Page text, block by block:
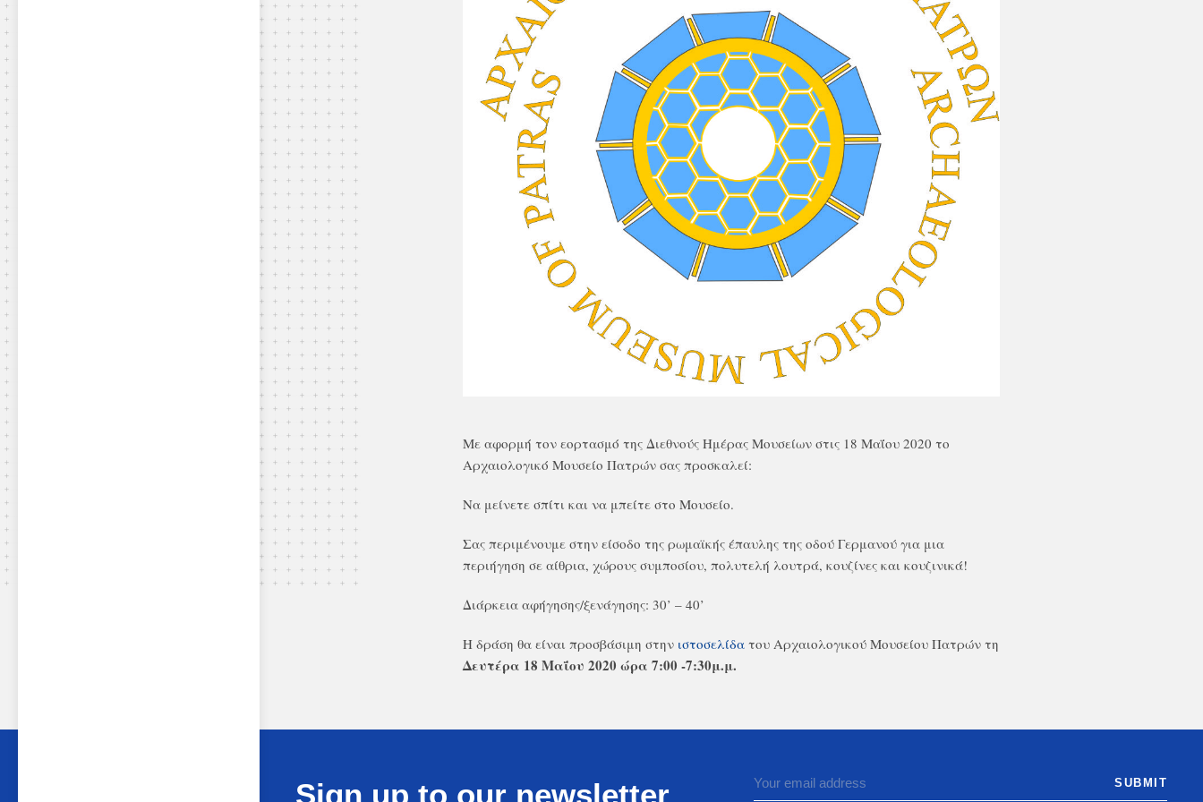
Με αφορμή τον εορτασμό της Διεθνούς Ημέρας Μουσείων στις 18 Μαΐου 2020 το
Αρχαιολογικό Μουσείο Πατρών σας προσκαλεί:
Να μείνετε σπίτι και να μπείτε στο Μουσείο.
Σας περιμένουμε στην είσοδο της ρωμαϊκής έπαυλης της οδού Γερμανού για μια
περιήγηση σε αίθρια, χώρους συμποσίου, πολυτελή λουτρά, κουζίνες και κουζινικά!
Διάρκεια αφήγησης/ξενάγησης: 30’ – 40’
Η δράση θα είναι προσβάσιμη στην ιστοσελίδα του Αρχαιολογικού Μουσείου Πατρών τη
Δευτέρα 18 Μαΐου 2020 ώρα 7:00 -7:30μ.μ.
Sign up to our newsletter